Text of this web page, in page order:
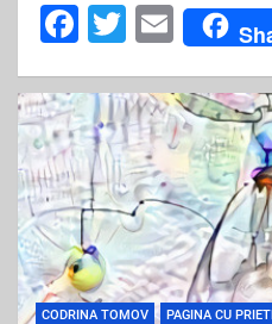
F
c
e
b
o
o
k
T
tt
er
E
m
ai
l
CODRINA TOMOV PAGINA CU